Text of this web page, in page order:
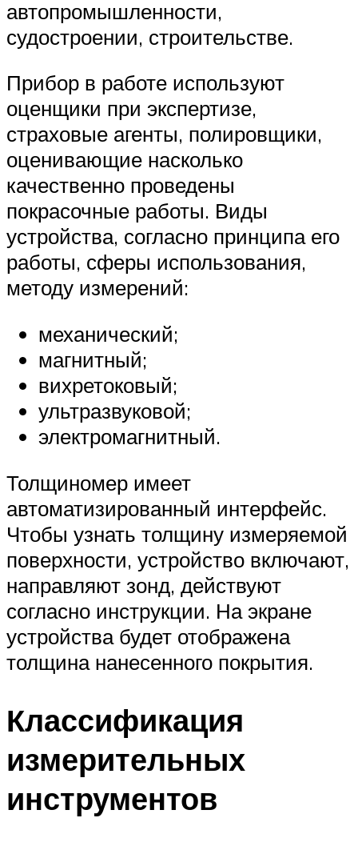
автопромышленности,
судостроении, строительстве.
Прибор в работе используют
оценщики при экспертизе,
страховые агенты, полировщики,
оценивающие насколько
качественно проведены
покрасочные работы. Виды
устройства, согласно принципа его
работы, сферы использования,
методу измерений:
механический;
магнитный;
вихретоковый;
ультразвуковой;
электромагнитный.
Толщиномер имеет
автоматизированный интерфейс.
Чтобы узнать толщину измеряемой
поверхности, устройство включают,
направляют зонд, действуют
согласно инструкции. На экране
устройства будет отображена
толщина нанесенного покрытия.
Классификация
измерительных
инструментов